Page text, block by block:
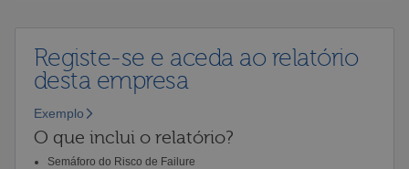
Registe-se e aceda ao relatório
desta empresa
Exemplo
O que inclui o relatório?
Semáforo do Risco de Failure